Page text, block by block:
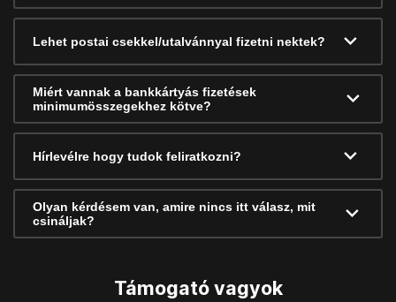
Lehet postai csekkel/utalvánnyal fizetni nektek?
Miért vannak a bankkártyás fizetések
minimumösszegekhez kötve?
Hírlevélre hogy tudok feliratkozni?
Olyan kérdésem van, amire nincs itt válasz, mit
csináljak?
Támogató vagyok